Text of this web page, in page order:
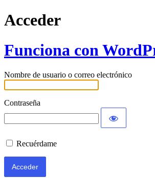
Acceder
Funciona con
Nombre de usuario o correo electrónico
Contraseña
Recuérdame